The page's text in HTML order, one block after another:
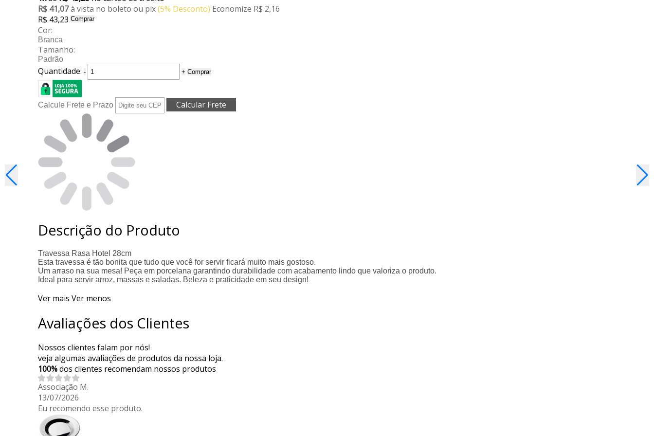
R$ 41,07à vista no boleto ou pix(5% Desconto) Economize R$ 2,16
R$ 43,23 Comprar
Cor:
Branca
Tamanho:
Padrão
Quantidade: - + Comprar
Calcule Frete e Prazo
Descrição do Produto
Travessa Rasa Hotel 28cm
Esta travessa é tão bonita que tudo que você for servir ficará muito mais gostoso.
Um arraso na sua mesa! Peça em porcelana garantindo durabilidade com acabamento lindo que valoriza o produto.
Ideal para servir arroz, massas e saladas. Beleza e praticidade em seu design!
Ver mais Ver menos
Avaliações dos Clientes
Nossos clientes falam por nós!
veja algumas avaliações de produtos da nossa loja.
100%dos clientes recomendam nossos produtos
Associação M.
13/07/2026
Eu recomendo esse produto.